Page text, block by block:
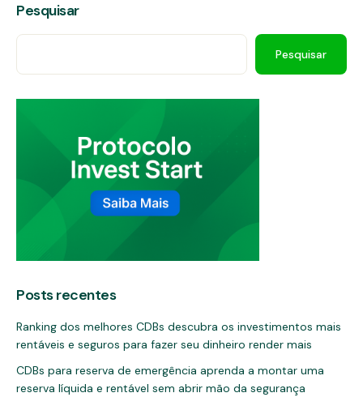
Pesquisar
Pesquisar
Posts recentes
Ranking dos melhores CDBs descubra os investimentos mais
rentáveis e seguros para fazer seu dinheiro render mais
CDBs para reserva de emergência aprenda a montar uma
reserva líquida e rentável sem abrir mão da segurança